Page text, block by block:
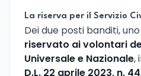
La riserva per il Servizio
Dei due posti banditi,
riservato ai volontari
Universale e Nazionale,
D.L. 22 aprile 2023, n. 44